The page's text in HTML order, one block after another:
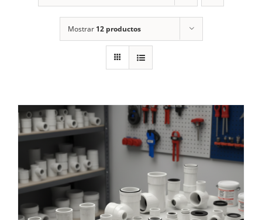
Mostrar 12 productos